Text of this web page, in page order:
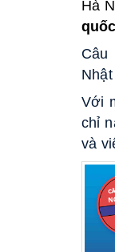
Hà
Câu
Với
chỉ
và